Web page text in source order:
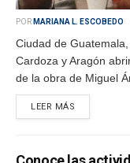
POR MARIANA L. ESCOBEDO
Ciudad de
Cardoza y Aragón
de la obra de Miguel
LEER MÁS